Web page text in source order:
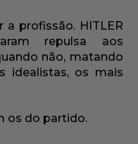
a profissão. HITLER
repulsa aos
não, matando
idealistas, os mais
os do partido.